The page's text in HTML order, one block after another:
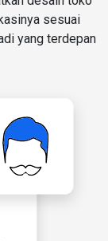
sesuai
yang terdepan